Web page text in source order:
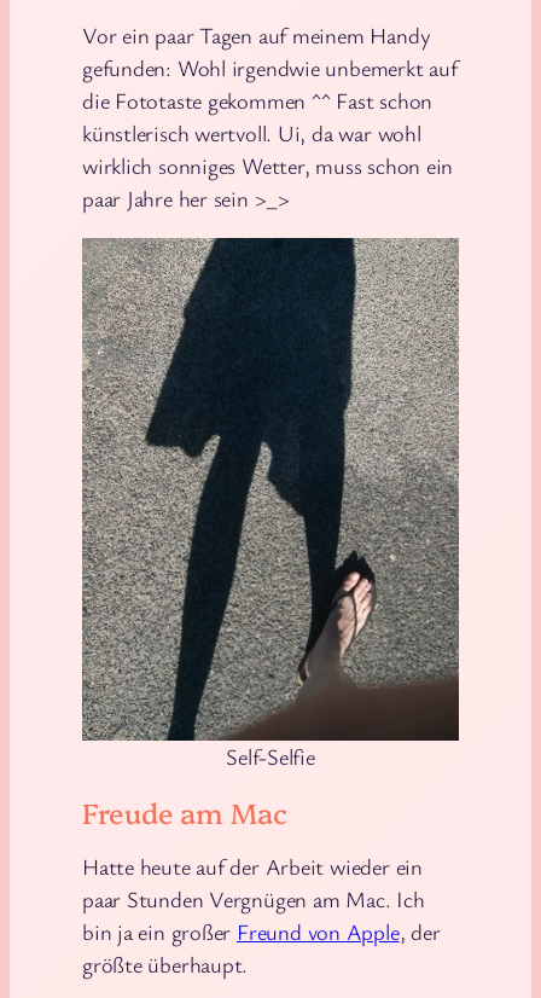
Vor ein paar Tagen auf meinem Handy
gefunden: Wohl irgendwie unbemerkt auf
die Fototaste gekommen ^^ Fast schon
künstlerisch wertvoll. Ui, da war wohl
wirklich sonniges Wetter, muss schon ein
paar Jahre her sein >_>
Self-Selfie
Freude am Mac
Hatte heute auf der Arbeit wieder ein
paar Stunden Vergnügen am Mac. Ich
bin ja ein großer Freund von Apple, der
größte überhaupt.